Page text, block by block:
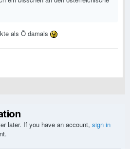
als Ö damals
later. If you have an account, sign in